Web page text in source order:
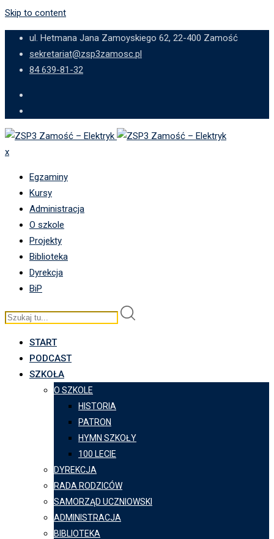
Skip to content
ul. Hetmana Jana Zamoyskiego 62, 22-400 Zamość
sekretariat@zsp3zamosc.pl
84 639-81-32
x
Egzaminy
Kursy
Administracja
O szkole
Projekty
Biblioteka
Dyrekcja
BiP
START
PODCAST
SZKOŁA
O SZKOLE
HISTORIA
PATRON
HYMN SZKOŁY
100 LECIE
DYREKCJA
RADA RODZICÓW
SAMORZĄD UCZNIOWSKI
ADMINISTRACJA
BIBLIOTEKA